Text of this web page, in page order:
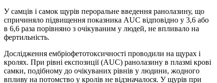
У самців і самок щурів пероральне введення ранолазину, що
спричиняло підвищення показника AUC відповідно у 3,6 або
в 6,6 раза порівняно з очікуваним у людей, не впливало на
фертильність.
Дослідження ембріофетотоксичності проводили на щурах і
кролях. При рівні експозиції (AUC) ранолазину в плазмі крові
самки, подібному до очікуваних рівнів у людини, жодного
впливу на потомство у кролів не відзначалося. У щурів при